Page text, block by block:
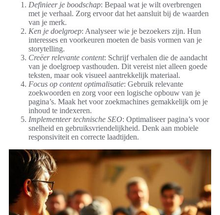
Definieer je boodschap: Bepaal wat je wilt overbrengen
met je verhaal. Zorg ervoor dat het aansluit bij de waarden
van je merk.
Ken je doelgroep: Analyseer wie je bezoekers zijn. Hun
interesses en voorkeuren moeten de basis vormen van je
storytelling.
Creëer relevante content: Schrijf verhalen die de aandacht
van je doelgroep vasthouden. Dit vereist niet alleen goede
teksten, maar ook visueel aantrekkelijk materiaal.
Focus op content optimalisatie: Gebruik relevante
zoekwoorden en zorg voor een logische opbouw van je
pagina’s. Maak het voor zoekmachines gemakkelijk om je
inhoud te indexeren.
Implementeer technische SEO: Optimaliseer pagina’s voor
snelheid en gebruiksvriendelijkheid. Denk aan mobiele
responsiviteit en correcte laadtijden.